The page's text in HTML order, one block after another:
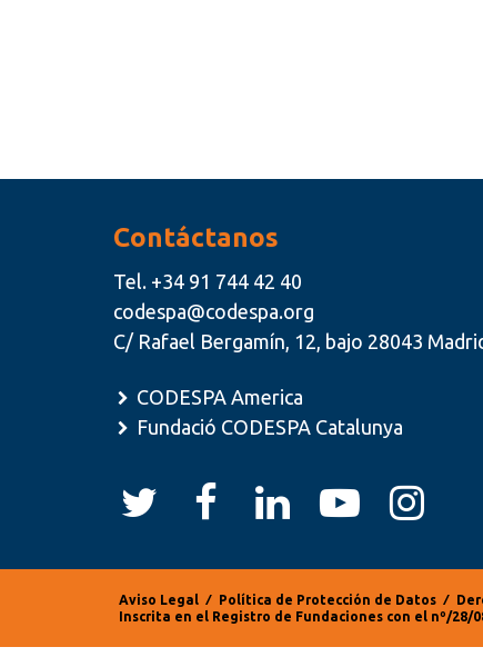
Contáctanos
Tel. +34 91 744 42 40
codespa@codespa.org
C/ Rafael Bergamín, 12, bajo 28043
CODESPA America
Fundació CODESPA Catalunya
Aviso Legal ⁄ Política de Protección de Datos ⁄
Inscrita en el Registro de Fundaciones con el nº/28/